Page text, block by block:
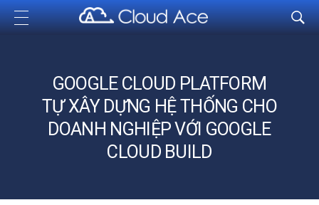
Cloud Ace
Nhà cung cấp giải pháp trên GCP cho doanh nghiệp
GOOGLE CLOUD PLATFORM
TỰ XÂY DỰNG HỆ THỐNG CHO
DOANH NGHIỆP VỚI GOOGLE
CLOUD BUILD